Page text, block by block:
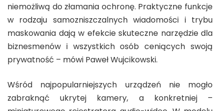
niemożliwą do złamania ochronę. Praktyczne funkcje
w rodzaju samozniszczalnych wiadomości i trybu
maskowania dają w efekcie skuteczne narzędzie dla
biznesmenów i wszystkich osób ceniących swoją
prywatność – mówi Paweł Wujcikowski.
Wśród najpopularniejszych urządzeń nie mogło
zabraknąć ukrytej kamery, a konkretniej –